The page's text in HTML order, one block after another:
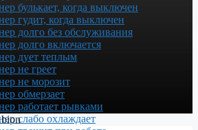
булькает, когда выключен
гудит, когда выключен
долго без обслуживания
долго включается
дует теплым
не греет
не морозит
обмерзает
работает рывками
слабо охлаждает